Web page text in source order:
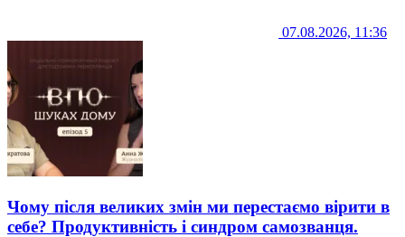
07.08.2026, 11:36
Чому після великих змін ми перестаємо вірити в
себе? Продуктивність і синдром самозванця.